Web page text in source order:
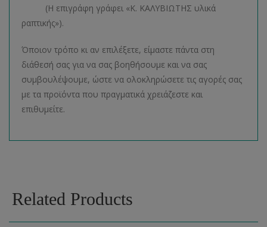
(Η επιγράφη γράφει «Κ. ΚΑΛΥΒΙΩΤΗΣ υλικά
ραπτικής»).
Όποιον τρόπο κι αν επιλέξετε, είμαστε πάντα στη
διάθεσή σας για να σας βοηθήσουμε και να σας
συμβουλέψουμε, ώστε να ολοκληρώσετε τις αγορές σας
με τα προϊόντα που πραγματικά χρειάζεστε και
επιθυμείτε.
Related Products